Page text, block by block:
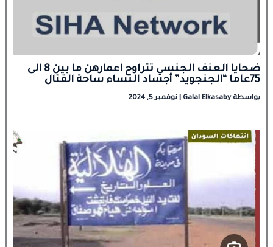
ضحايا العنف الجنسي تتراوح اعمارهن ما بين 8 الى
75عاما “الجنجويد” أجساد النساء ساحة القتال
بواسطة Galal Elkasaby نوفمبر 5, 2024